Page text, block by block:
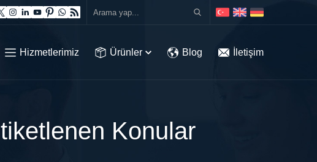
Hizmetlerimiz Ürünler Blog İletişim
Konular